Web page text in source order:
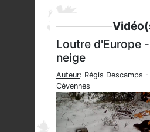
Loutre d'Europe
neige
Auteur: Régis Descamps
Cévennes